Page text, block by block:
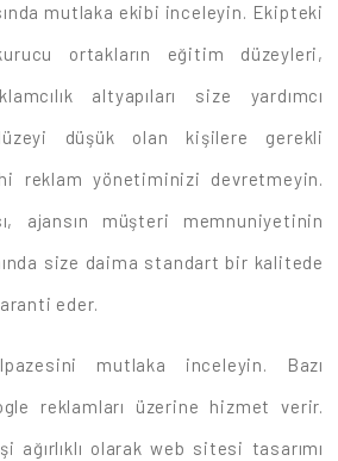
mutlaka ekibi inceleyin. Ekipteki
ortakların eğitim düzeyleri,
altyapıları size yardımcı
düşük olan kişilere gerekli
reklam yönetiminizi devretmeyin.
ajansın müşteri memnuniyetinin
size daima standart bir kalitede
eder.
mutlaka inceleyin. Bazı
reklamları üzerine hizmet verir.
ağırlıklı olarak web sitesi tasarımı